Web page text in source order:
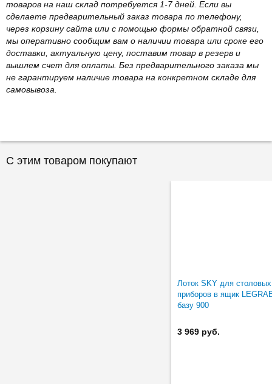
товаров на наш склад потребуется 1-7 дней. Если вы
сделаете предварительный заказ товара по телефону,
через корзину сайта или с помощью формы обратной связи,
мы оперативно сообщим вам о наличии товара или сроке его
доставки, актуальную цену, поставим товар в резерв и
вышлем счет для оплаты. Без предварительного заказа мы
не гарантируем наличие товара на конкретном складе для
самовывоза.
С этим товаром покупают
Лоток SKY для столовых
приборов в ящик
базу 900
3 969 руб.